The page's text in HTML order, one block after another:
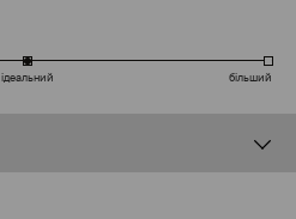
ідеальний більший